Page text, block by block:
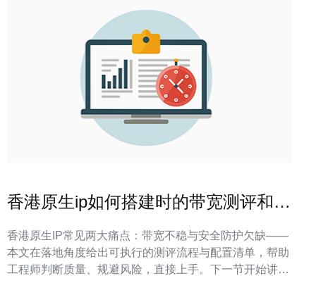
香港原生ip如何搭建时的带宽测评和安
香港原生IP常见两大痛点：带宽不稳与安全防护欠缺——
本文在落地角度给出可执行的测评流程与配置清单，帮助
工程师判断质量、规避风险，直接上手。下一节开始讲带